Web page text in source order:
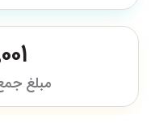
مبلغ